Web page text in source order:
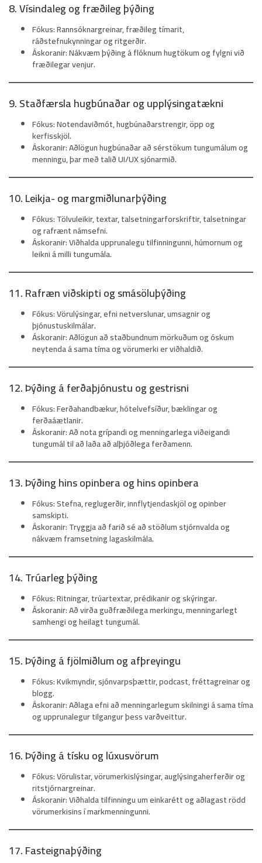
8. Vísindaleg og fræðileg þýðing
Fókus:Rannsóknargreinar, fræðileg tímarit,
ráðstefnukynningar og ritgerðir.
Áskoranir:Nákvæm þýðing á flóknum hugtökum og fylgni við
fræðilegar venjur.
9. Staðfærsla hugbúnaðar og upplýsingatækni
Fókus:Notendaviðmót, hugbúnaðarstrengir, öpp og
kerfisskjöl.
Áskoranir:Aðlögun hugbúnaðar að sérstökum tungumálum og
menningu, þar með talið UI/UX sjónarmið.
10. Leikja- og margmiðlunarþýðing
Fókus:Tölvuleikir, textar, talsetningarforskriftir, talsetningar
og rafrænt námsefni.
Áskoranir:Viðhalda upprunalegu tilfinningunni, húmornum og
leikni á milli tungumála.
11. Rafræn viðskipti og smásöluþýðing
Fókus:Vörulýsingar, efni netverslunar, umsagnir og
þjónustuskilmálar.
Áskoranir:Aðlögun að staðbundnum mörkuðum og óskum
neytenda á sama tíma og vörumerki er viðhaldið.
12. Þýðing á ferðaþjónustu og gestrisni
Fókus:Ferðahandbækur, hótelvefsíður, bæklingar og
ferðaáætlanir.
Áskoranir:Að nota grípandi og menningarlega viðeigandi
tungumál til að laða að alþjóðlega ferðamenn.
13. Þýðing hins opinbera og hins opinbera
Fókus:Stefna, reglugerðir, innflytjendaskjöl og opinber
samskipti.
Áskoranir:Tryggja að farið sé að stöðlum stjórnvalda og
nákvæm framsetning lagaskilmála.
14. Trúarleg þýðing
Fókus:Ritningar, trúartextar, prédikanir og skýringar.
Áskoranir:Að virða guðfræðilega merkingu, menningarlegt
samhengi og heilagt tungumál.
15. Þýðing á fjölmiðlum og afþreyingu
Fókus:Kvikmyndir, sjónvarpsþættir, podcast, fréttagreinar og
blogg.
Áskoranir:Aðlaga efni að menningarlegum skilningi á sama tíma
og upprunalegur tilgangur þess varðveittur.
16. Þýðing á tísku og lúxusvörum
Fókus:Vörulistar, vörumerkislýsingar, auglýsingaherferðir og
ritstjórnargreinar.
Áskoranir:Viðhalda tilfinningu um einkarétt og aðlagast rödd
vörumerkisins í markmenningunni.
17. Fasteignaþýðing